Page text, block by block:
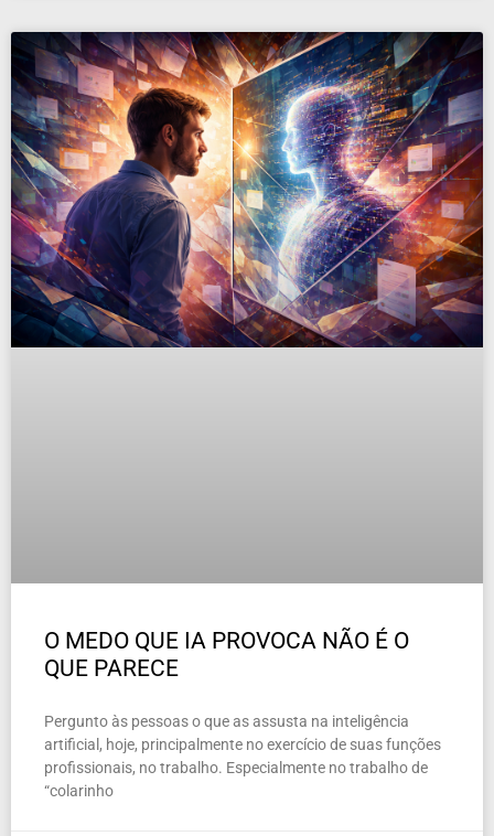
O MEDO QUE IA PROVOCA NÃO É O
QUE PARECE
Pergunto às pessoas o que as assusta na inteligência
artificial, hoje, principalmente no exercício de suas funções
profissionais, no trabalho. Especialmente no trabalho de
“colarinho